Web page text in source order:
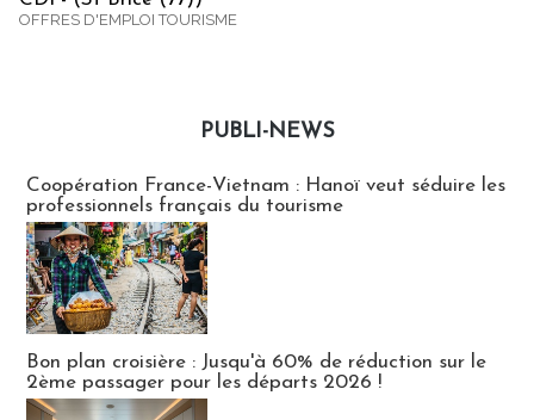
OFFRES D'EMPLOI TOURISME
PUBLI-NEWS
Coopération France-Vietnam : Hanoï veut séduire les
professionnels français du tourisme
Bon plan croisière : Jusqu'à 60% de réduction sur le
2ème passager pour les départs 2026 !